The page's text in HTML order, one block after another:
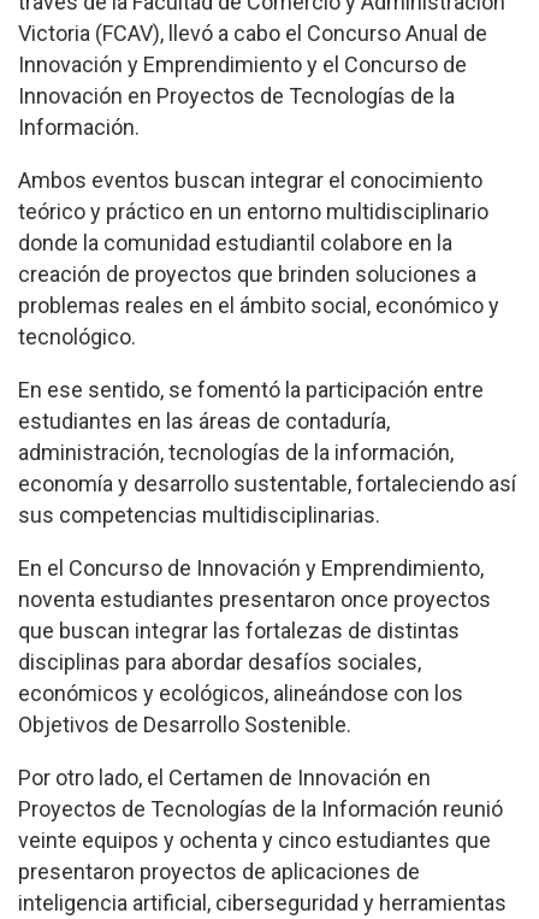
Victoria (FCAV), llevó a cabo el Concurso Anual de
Innovación y Emprendimiento y el Concurso de
Innovación en Proyectos de Tecnologías de la
Información.
Ambos eventos buscan integrar el conocimiento
teórico y práctico en un entorno multidisciplinario
donde la comunidad estudiantil colabore en la
creación de proyectos que brinden soluciones a
problemas reales en el ámbito social, económico y
tecnológico.
En ese sentido, se fomentó la participación entre
estudiantes en las áreas de contaduría,
administración, tecnologías de la información,
economía y desarrollo sustentable, fortaleciendo así
sus competencias multidisciplinarias.
En el Concurso de Innovación y Emprendimiento,
noventa estudiantes presentaron once proyectos
que buscan integrar las fortalezas de distintas
disciplinas para abordar desafíos sociales,
económicos y ecológicos, alineándose con los
Objetivos de Desarrollo Sostenible.
Por otro lado, el Certamen de Innovación en
Proyectos de Tecnologías de la Información reunió
veinte equipos y ochenta y cinco estudiantes que
presentaron proyectos de aplicaciones de
inteligencia artificial, ciberseguridad y herramientas